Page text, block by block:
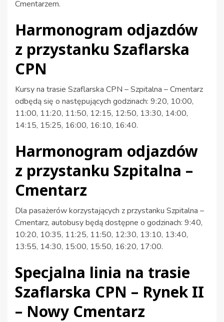
Cmentarzem.
Harmonogram odjazdów
z przystanku Szaflarska
CPN
Kursy na trasie Szaflarska CPN – Szpitalna – Cmentarz
odbędą się o następujących godzinach: 9:20, 10:00,
11:00, 11:20, 11:50, 12:15, 12:50, 13:30, 14:00,
14:15, 15:25, 16:00, 16:10, 16:40.
Harmonogram odjazdów
z przystanku Szpitalna –
Cmentarz
Dla pasażerów korzystających z przystanku Szpitalna –
Cmentarz, autobusy będą dostępne o godzinach: 9:40,
10:20, 10:35, 11:25, 11:50, 12:30, 13:10, 13:40,
13:55, 14:30, 15:00, 15:50, 16:20, 17:00.
Specjalna linia na trasie
Szaflarska CPN – Rynek II
– Nowy Cmentarz